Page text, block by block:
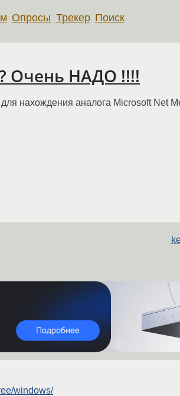
Опросы Трекер Поиск
Очень НАДО !!!!
нахождения аналога Microsoft Net
windows/